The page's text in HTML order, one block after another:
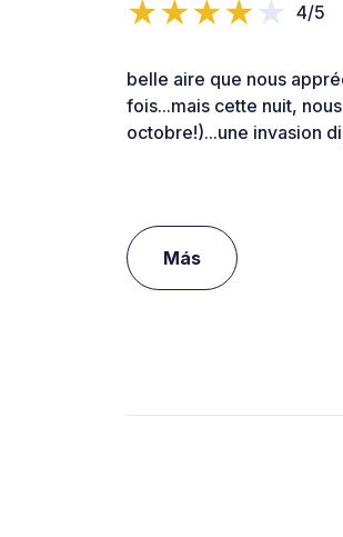
4/5
belle aire que nous
fois...mais cette nuit,
octobre!)...une invasion
Más